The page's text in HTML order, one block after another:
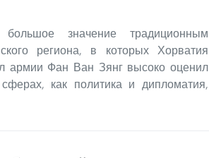
значение традиционным
региона, в которых Хорватия
армии Фан Ван Зянг высоко оценил
сферах, как политика и дипломатия,